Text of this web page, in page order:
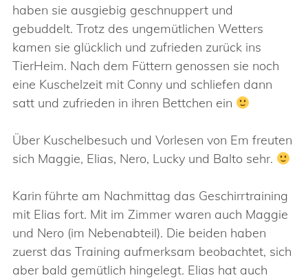
haben sie ausgiebig geschnuppert und
gebuddelt. Trotz des ungemütlichen Wetters
kamen sie glücklich und zufrieden zurück ins
TierHeim. Nach dem Füttern genossen sie noch
eine Kuschelzeit mit Conny und schliefen dann
satt und zufrieden in ihren Bettchen ein
Über Kuschelbesuch und Vorlesen von Em freuten
sich Maggie, Elias, Nero, Lucky und Balto sehr.
Karin führte am Nachmittag das Geschirrtraining
mit Elias fort. Mit im Zimmer waren auch Maggie
und Nero (im Nebenabteil). Die beiden haben
zuerst das Training aufmerksam beobachtet, sich
aber bald gemütlich hingelegt. Elias hat auch